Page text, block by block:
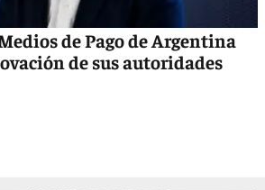
de Pago de Argentina
de sus autoridades